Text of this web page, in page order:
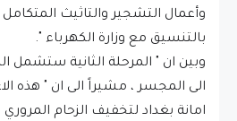
وأعمال التشجير والتاثيث
بالتنسيق مع وزارة الكهرباء ".
وبين ان " المرحلة الثانية ستشمل
الى المجسر ، مشيراً الى ان " هذه
امانة بغداد لتخفيف الزحام